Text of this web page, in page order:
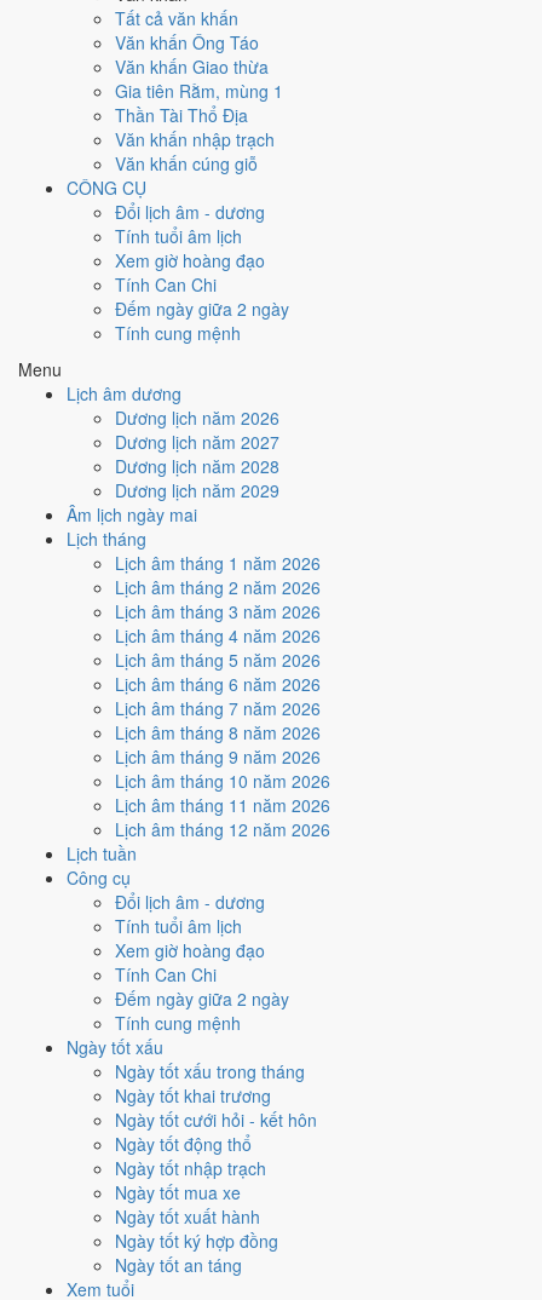
Tất cả văn khấn
Văn khấn Ông Táo
Văn khấn Giao thừa
Gia tiên Rằm, mùng 1
Thần Tài Thổ Địa
Văn khấn nhập trạch
Văn khấn cúng giỗ
CÔNG CỤ
Đổi lịch âm - dương
Tính tuổi âm lịch
Xem giờ hoàng đạo
Tính Can Chi
Đếm ngày giữa 2 ngày
Tính cung mệnh
Menu
Lịch âm dương
Dương lịch năm 2026
Dương lịch năm 2027
Dương lịch năm 2028
Dương lịch năm 2029
Âm lịch ngày mai
Lịch tháng
Lịch âm tháng 1 năm 2026
Lịch âm tháng 2 năm 2026
Lịch âm tháng 3 năm 2026
Lịch âm tháng 4 năm 2026
Lịch âm tháng 5 năm 2026
Lịch âm tháng 6 năm 2026
Lịch âm tháng 7 năm 2026
Lịch âm tháng 8 năm 2026
Lịch âm tháng 9 năm 2026
Lịch âm tháng 10 năm 2026
Lịch âm tháng 11 năm 2026
Lịch âm tháng 12 năm 2026
Lịch tuần
Công cụ
Đổi lịch âm - dương
Tính tuổi âm lịch
Xem giờ hoàng đạo
Tính Can Chi
Đếm ngày giữa 2 ngày
Tính cung mệnh
Ngày tốt xấu
Ngày tốt xấu trong tháng
Ngày tốt khai trương
Ngày tốt cưới hỏi - kết hôn
Ngày tốt động thổ
Ngày tốt nhập trạch
Ngày tốt mua xe
Ngày tốt xuất hành
Ngày tốt ký hợp đồng
Ngày tốt an táng
Xem tuổi
Chữa bệnh (tham khảo) (6/10)
. Trực Phá (ngày phá hoại - đại hung, kỵ trăm sự) nhưng gặp
Sao Thanh Long hoàng đạo nên điểm từng việc chênh nhau như bảng
Cưới hỏi - đính hôn
Xấu
Cưới hỏi - đính hôn hôm nay ở
Hoàng Đạo, nhưng Trực Phá và Ngày Đại Hung kéo giảm điểm.
Cách tính ngày tốt
Khai trương - mở cửa hàng
Trung bình
Khai trương - mở cửa hàng hôm nay ở
nhờ hợpSao Cơ và Ngày Hoàng Đạo
Ngày Đại Hung kéo giảm điểm.
Cách tính ngày tốt
🤝
Ký hợp đồng - giao ước
Xấu
Ký hợp đồng - giao ước hôm nay ở
Ngày Hoàng Đạo, nhưng Trực Phá và Ngày Đại Hung kéo giảm
điểm.
Cách tính ngày tốt
Động thổ - khởi công
Xấu
Động thổ - khởi công hôm nay ởmức xấu (3/10)
Hoàng Đạo, nhưng Trực Phá và Ngày Đại Hung kéo giảm điểm.
Cách tính ngày tốt
Nhập trạch - vào nhà mới
Xấu
Nhập trạch - vào nhà mới hôm nay ở
Ngày Hoàng Đạo, nhưng Trực Phá và Ngày Đại Hung kéo giảm
Cách tính ngày tốt
🚗 Mua xe - tậu xe
3 /10Xấu
Mua xe - tậu xe hôm nay ởmức xấu (3/10)
Hoàng Đạo, nhưng Trực Phá và Ngày Đại Hung kéo giảm điểm.
Cách tính ngày tốt
Xuất hành - đi xa
Xấu
Xuất hành - đi xa hôm nay ở
Hoàng Đạo, nhưng Trực Phá và Ngày Đại Hung kéo giảm điểm.
Cách tính ngày tốt
Tìm hiểu cách chấm:Trực Phá nghĩa là gì
biệt Hoàng Đạo - Hắc Đạo·Can Chi và Ngũ hành ngày
Điểm số tổng hợp từ Trực, Sao 28 Tú và Hoàng Đạo - Hắc Đạo.
sánh cả tháng
Nếu ngày 21/10/2026 không hợp